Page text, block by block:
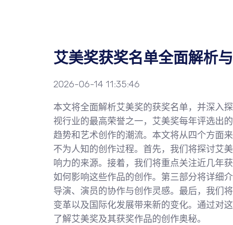
艾美奖获奖名单全面解析
2026-06-14 11:35:46
本文将全面解析艾美奖的获奖名单，并深入
视行业的最高荣誉之一，艾美奖每年评选出
趋势和艺术创作的潮流。本文将从四个方面
不为人知的创作过程。首先，我们将探讨艾
响力的来源。接着，我们将重点关注近几年
如何影响这些作品的创作。第三部分将详细
导演、演员的协作与创作灵感。最后，我们
变革以及国际化发展带来新的变化。通过对
了解艾美奖及其获奖作品的创作奥秘。